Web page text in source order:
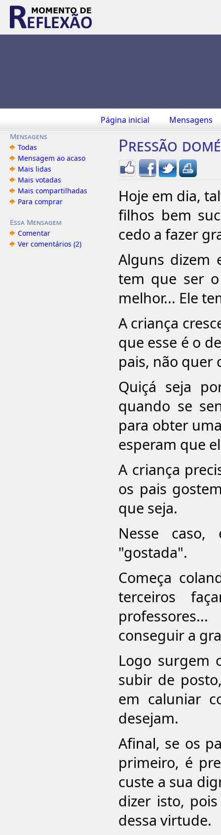
Página inicial Mensagens
Mensagens
Todas
Mensagem ao acaso
Mais lidas
Mais votadas
Mais compartilhadas
Para comprar
Essa Mensagem
Comentar
Ver comentários (2)
Pressão
Hoje em dia,
filhos bem
cedo a fazer
Alguns dizem
tem que ser
melhor... Ele
A criança
que esse é o
pais, não quer
Quiçá seja
quando se
para obter
esperam que
A criança
os pais
que seja.
Nesse
"gostada".
Começa
terceiros
conseguir a
Logo surgem
subir de
em caluniar
desejam.
Afinal, se os
primeiro, é
custe a sua
dizer isto,
dessa virtude.